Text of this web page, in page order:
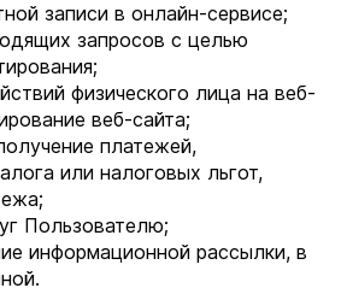
записи в онлайн-сервисе;
запросов с целью
физического лица на веб-
веб-сайта;
платежей,
или налоговых льгот,
Пользователю;
информационной рассылки, в